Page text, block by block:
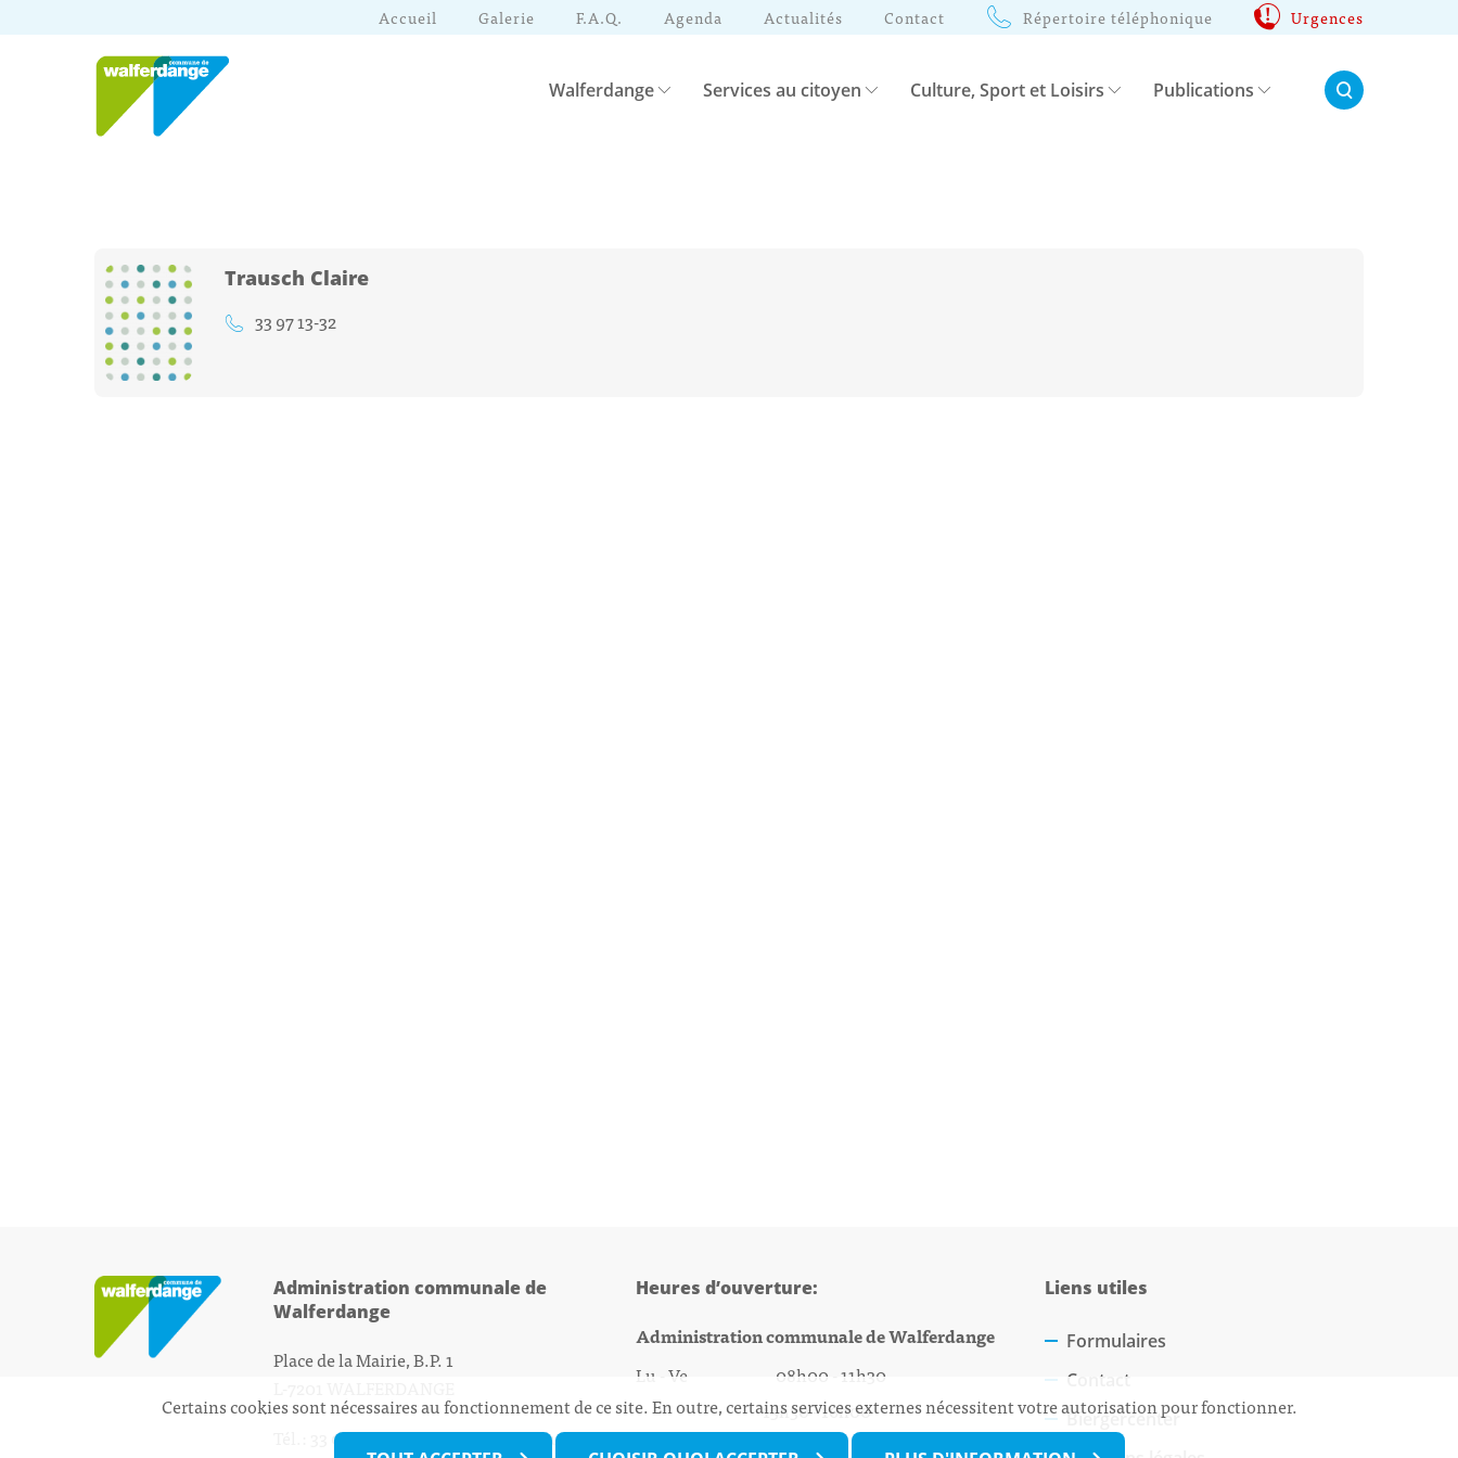
Accueil Galerie F.A.Q. Agenda Actualités Contact Répertoire téléphonique Urgences
Walferdange Services au citoyen Culture, Sport et Loisirs Publications Rechercher:
Trausch Claire
33 97 13-32
Administration communale de
Walferdange
Place de la Mairie, B.P. 1
Tél.: 33 01 44 - 1secretariat@walfer.lu
Heures d’ouverture:
Administration communale de Walferdange
Lu - Ve 08h00 - 11h30
13h30 - 16h00
Biergercenter
Liens utiles
Formulaires
Contact
Biergercenter
Certains cookies sont nécessaires au fonctionnement de ce site. En outre, certains services externes nécessitent votre autorisation pour fonctionner.